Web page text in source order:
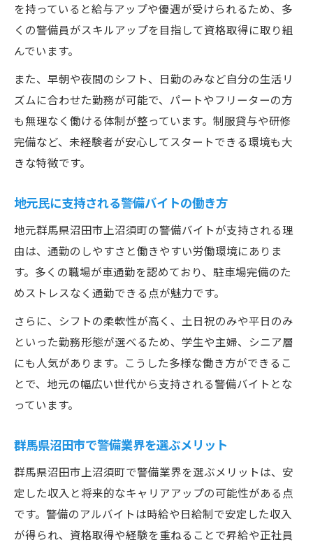
を持っていると給与アップや優遇が受けられるため、多
くの警備員がスキルアップを目指して資格取得に取り組
んでいます。
また、早朝や夜間のシフト、日勤のみなど自分の生活リ
ズムに合わせた勤務が可能で、パートやフリーターの方
も無理なく働ける体制が整っています。制服貸与や研修
完備など、未経験者が安心してスタートできる環境も大
きな特徴です。
地元民に支持される警備バイトの働き方
地元群馬県沼田市上沼須町の警備バイトが支持される理
由は、通勤のしやすさと働きやすい労働環境にありま
す。多くの職場が車通勤を認めており、駐車場完備のた
めストレスなく通勤できる点が魅力です。
さらに、シフトの柔軟性が高く、土日祝のみや平日のみ
といった勤務形態が選べるため、学生や主婦、シニア層
にも人気があります。こうした多様な働き方ができるこ
とで、地元の幅広い世代から支持される警備バイトとな
っています。
群馬県沼田市で警備業界を選ぶメリット
群馬県沼田市上沼須町で警備業界を選ぶメリットは、安
定した収入と将来的なキャリアアップの可能性がある点
です。警備のアルバイトは時給や日給制で安定した収入
が得られ、資格取得や経験を重ねることで昇給や正社員